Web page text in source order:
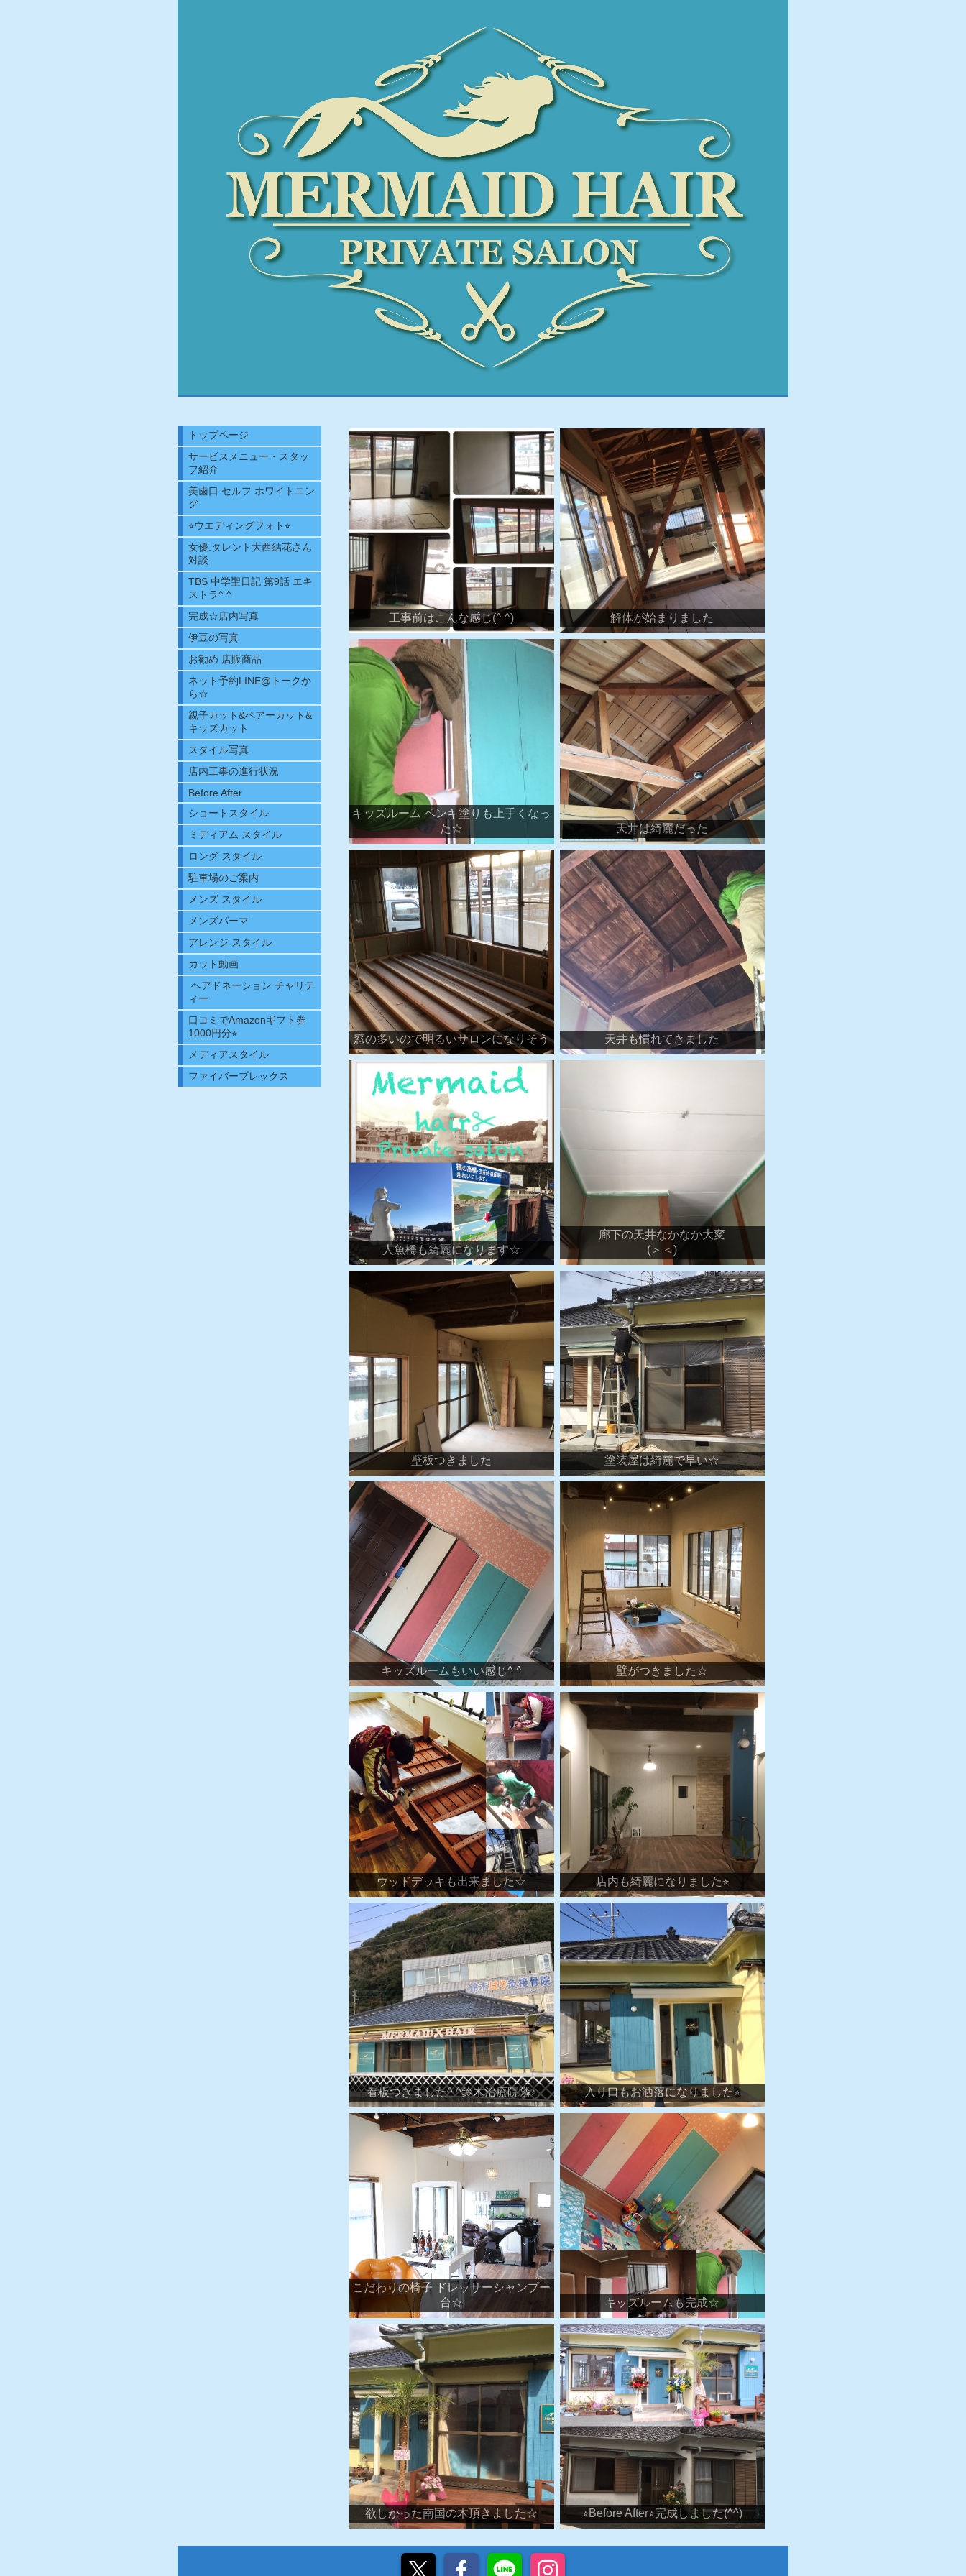
工事前はこんな感じ(^ ^) 解体が始まりました
キッズルーム ペンキ塗りも上手くなっ
た☆
天井は綺麗だった
窓の多いので明るいサロンになりそう 天井も慣れてきました
人魚橋も綺麗になります☆
廊下の天井なかなか大変
(＞＜)
壁板つきました 塗装屋は綺麗で早い☆
キッズルームもいい感じ^ ^ 壁がつきました☆
ウッドデッキも出来ました☆ 店内も綺麗になりました⭐︎
看板つきました^ ^鈴木治療院隣⭐︎ 入り口もお洒落になりました⭐︎
こだわりの椅子 ドレッサーシャンプー
台☆
キッズルームも完成☆
欲しかった南国の木頂きました☆ ⭐︎Before After⭐︎完成しました(^^)
トップページ
サービスメニュー・スタッ
フ紹介
美歯口 セルフ ホワイトニン
グ
⭐︎ウエディングフォト⭐︎
女優.タレント大西結花さん
対談
TBS 中学聖日記 第9話 エキ
ストラ^ ^
完成☆店内写真
伊豆の写真
お勧め 店販商品
ネット予約LINE@トークか
ら☆
親子カット&ペアーカット&
キッズカット
スタイル写真
店内工事の進行状況
Before After
ショートスタイル
ミディアム スタイル
ロング スタイル
駐車場のご案内
メンズ スタイル
メンズパーマ
アレンジ スタイル
カット動画
ヘアドネーション チャリテ
ィー
口コミでAmazonギフト券
1000円分⭐︎
メディアスタイル
ファイバープレックス